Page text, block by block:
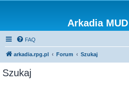
Arkadia
FAQ
arkadia.rpg.pl Forum Szukaj
Szukaj